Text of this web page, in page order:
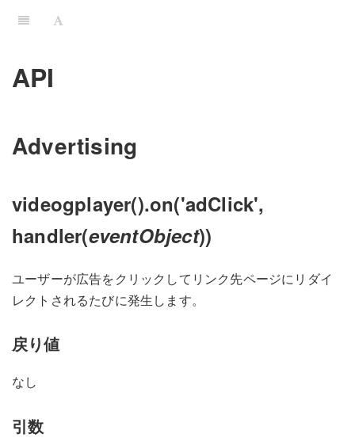
API
Advertising
videogplayer().on('adClick',
handler(eventObject))
ユーザーが広告をクリックしてリンク先ページにリダイ
レクトされるたびに発生します。
戻り値
なし
引数